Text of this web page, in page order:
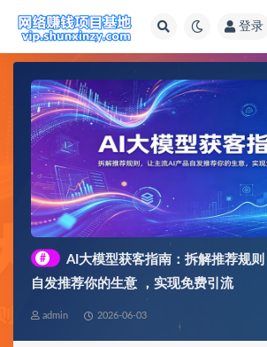
登录
#
AI大模型获客指南：拆解推荐规
自发推荐你的生意 ，实现免费引流
admin 2026-06-03